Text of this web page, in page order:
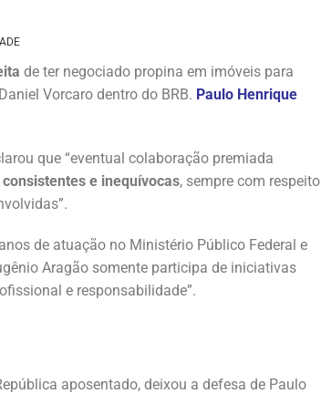
de ter negociado propina em imóveis para
Vorcaro dentro do BRB. Paulo Henrique
que “eventual colaboração premiada
e inequívocas, sempre com respeito
de atuação no Ministério Público Federal e
Aragão somente participa de iniciativas
e responsabilidade”.
aposentado, deixou a defesa de Paulo